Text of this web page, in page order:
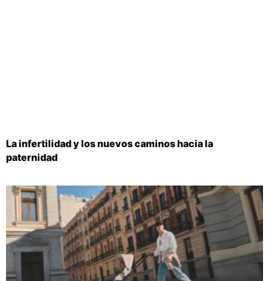
La infertilidad y los nuevos caminos hacia la
paternidad